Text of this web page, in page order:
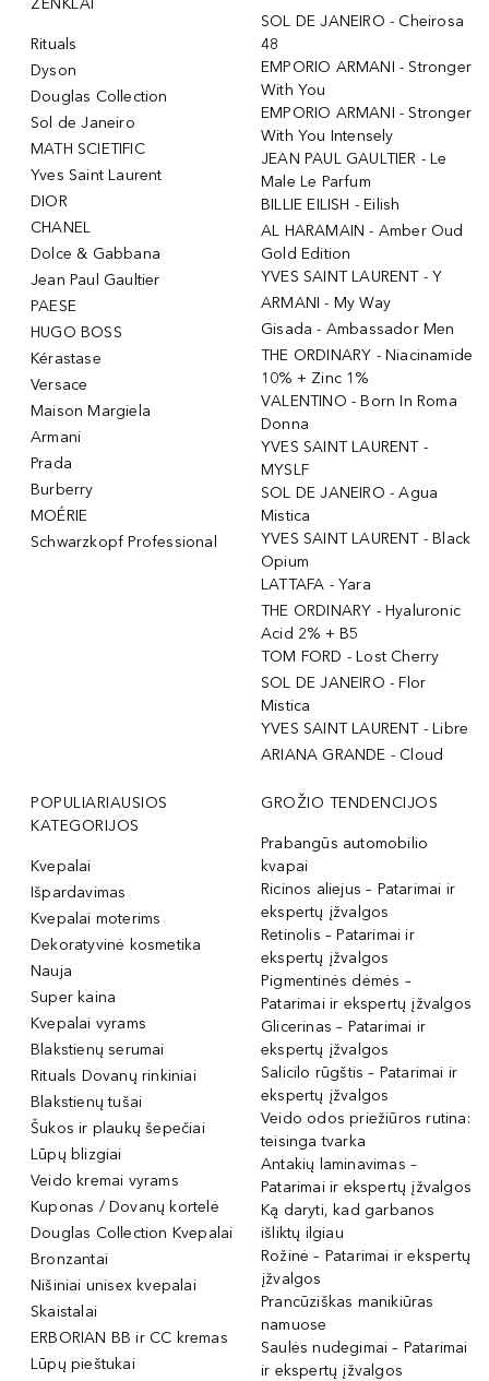
ŽENKLAI
Rituals
Dyson
Douglas Collection
Sol de Janeiro
MATH SCIETIFIC
Yves Saint Laurent
DIOR
CHANEL
Dolce & Gabbana
Jean Paul Gaultier
PAESE
HUGO BOSS
Kérastase
Versace
Maison Margiela
Armani
Prada
Burberry
MOÉRIE
Schwarzkopf Professional
SOL DE JANEIRO - Cheirosa
48
EMPORIO ARMANI - Stronger
With You
EMPORIO ARMANI - Stronger
With You Intensely
JEAN PAUL GAULTIER - Le
Male Le Parfum
BILLIE EILISH - Eilish
AL HARAMAIN - Amber Oud
Gold Edition
YVES SAINT LAURENT - Y
ARMANI - My Way
Gisada - Ambassador Men
THE ORDINARY - Niacinamide
10% + Zinc 1%
VALENTINO - Born In Roma
Donna
YVES SAINT LAURENT -
MYSLF
SOL DE JANEIRO - Agua
Mistica
YVES SAINT LAURENT - Black
Opium
LATTAFA - Yara
THE ORDINARY - Hyaluronic
Acid 2% + B5
TOM FORD - Lost Cherry
SOL DE JANEIRO - Flor
Mistica
YVES SAINT LAURENT - Libre
ARIANA GRANDE - Cloud
POPULIARIAUSIOS
KATEGORIJOS
Kvepalai
Išpardavimas
Kvepalai moterims
Dekoratyvinė kosmetika
Nauja
Super kaina
Kvepalai vyrams
Blakstienų serumai
Rituals Dovanų rinkiniai
Blakstienų tušai
Šukos ir plaukų šepečiai
Lūpų blizgiai
Veido kremai vyrams
Kuponas / Dovanų kortelė
Douglas Collection Kvepalai
Bronzantai
Nišiniai unisex kvepalai
Skaistalai
ERBORIAN BB ir CC kremas
Lūpų pieštukai
GROŽIO TENDENCIJOS
Prabangūs automobilio
kvapai
Ricinos aliejus – Patarimai ir
ekspertų įžvalgos
Retinolis – Patarimai ir
ekspertų įžvalgos
Pigmentinės dėmės –
Patarimai ir ekspertų įžvalgos
Glicerinas – Patarimai ir
ekspertų įžvalgos
Salicilo rūgštis – Patarimai ir
ekspertų įžvalgos
Veido odos priežiūros rutina:
teisinga tvarka
Antakių laminavimas –
Patarimai ir ekspertų įžvalgos
Ką daryti, kad garbanos
išliktų ilgiau
Rožinė – Patarimai ir ekspertų
įžvalgos
Prancūziškas manikiūras
namuose
Saulės nudegimai – Patarimai
ir ekspertų įžvalgos